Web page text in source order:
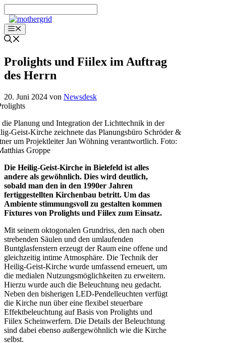
Inhalt
springenMenü
Prolights und Fiilex im Auftrag
des Herrn
20. Juni 2024 von Newsdesk
die Planung und Integration der Lichttechnik in der
Geist-Kirche zeichnete das Planungsbüro Schröder &
um Projektleiter Jan Wöhning verantwortlich. Foto:
Groppe
Die Heilig-Geist-Kirche in Bielefeld ist alles
andere als gewöhnlich. Dies wird deutlich,
sobald man den in den 1990er Jahren
fertiggestellten Kirchenbau betritt. Um das
Ambiente stimmungsvoll zu gestalten kommen
Fixtures von Prolights und Fiilex zum Einsatz.
Mit seinem oktogonalen Grundriss, den nach oben
strebenden Säulen und den umlaufenden
Buntglasfenstern erzeugt der Raum eine offene und
gleichzeitig intime Atmosphäre. Die Technik der
Heilig-Geist-Kirche wurde umfassend erneuert, um
die medialen Nutzungsmöglichkeiten zu erweitern.
Hierzu wurde auch die Beleuchtung neu gedacht.
Neben den bisherigen LED-Pendelleuchten verfügt
die Kirche nun über eine flexibel steuerbare
Effektbeleuchtung auf Basis von Prolights und
Fiilex Scheinwerfern. Die Details der Beleuchtung
sind dabei ebenso außergewöhnlich wie die Kirche
selbst.